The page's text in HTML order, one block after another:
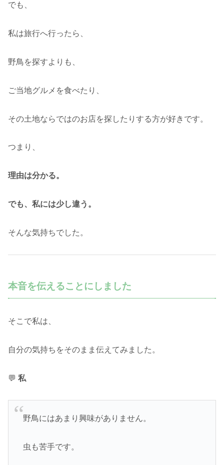
でも、
私は旅行へ行ったら、
野鳥を探すよりも、
ご当地グルメを食べたり、
その土地ならではのお店を探したりする方が好きです。
つまり、
理由は分かる。
でも、私には少し違う。
そんな気持ちでした。
本音を伝えることにしました
そこで私は、
自分の気持ちをそのまま伝えてみました。
💬 私
野鳥にはあまり興味がありません。
虫も苦手です。